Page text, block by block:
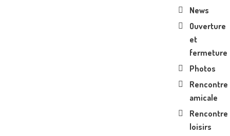
News
Ouverture
et
fermeture
Photos
Rencontre
amicale
Rencontre
loisirs